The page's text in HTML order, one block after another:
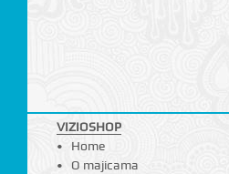
VIZIOSHOP
Home
O majicama